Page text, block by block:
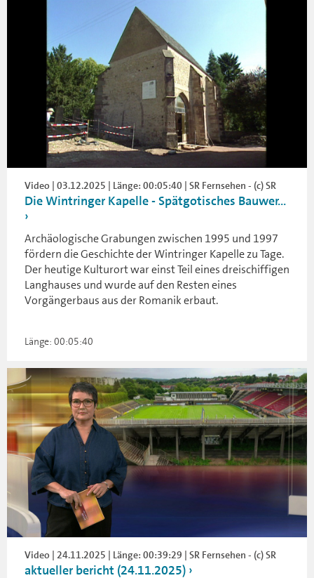
Video | 03.12.2025 | Länge: 00:05:40 | SR Fernsehen - (c) SR
Die Wintringer Kapelle - Spätgotisches Bauwer...
Archäologische Grabungen zwischen 1995 und 1997
fördern die Geschichte der Wintringer Kapelle zu Tage.
Der heutige Kulturort war einst Teil eines dreischiffigen
Langhauses und wurde auf den Resten eines
Vorgängerbaus aus der Romanik erbaut.
Länge: 00:05:40
Video | 24.11.2025 | Länge: 00:39:29 | SR Fernsehen - (c) SR
aktueller bericht (24.11.2025)